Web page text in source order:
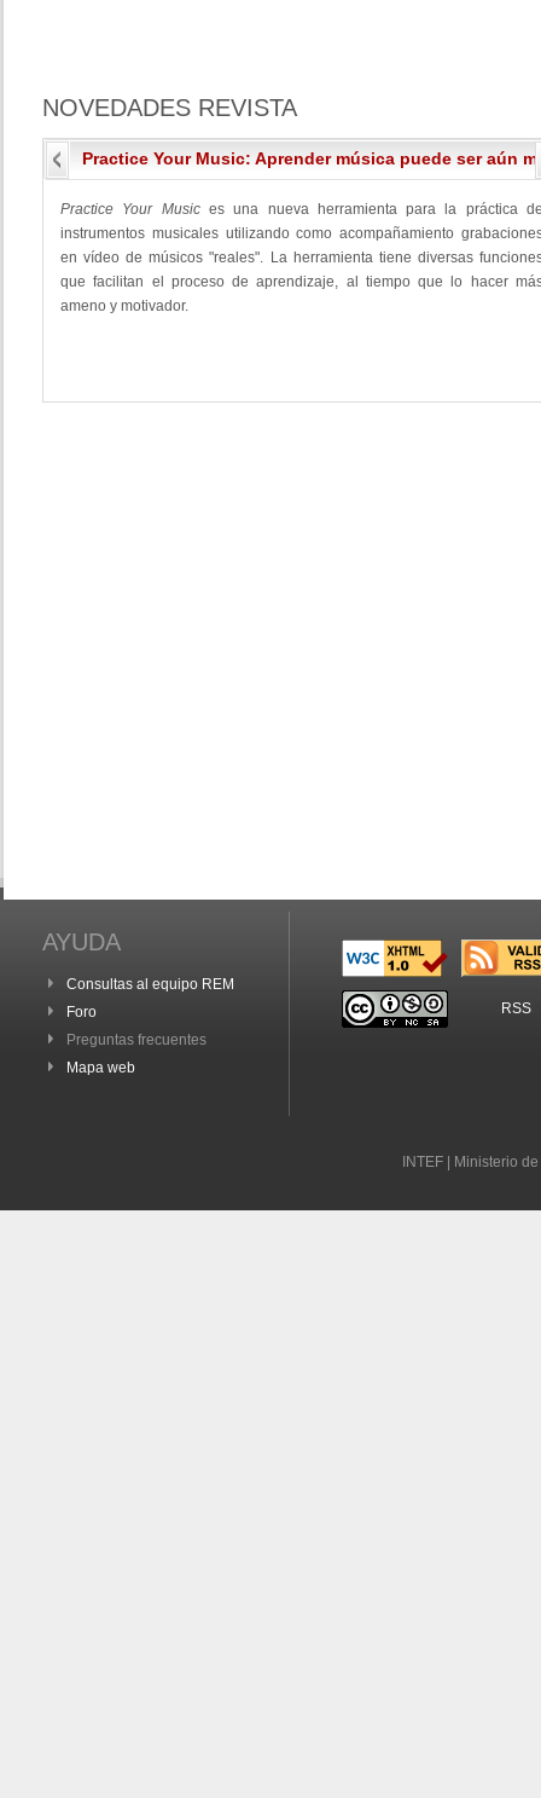
NOVEDADES REVISTA
Practice Your Music: Aprender música puede ser aún
Practice Your Music es una nueva herramienta para la práctica
instrumentos musicales utilizando como acompañamiento
en vídeo de músicos "reales". La herramienta tiene diversas
que facilitan el proceso de aprendizaje, al tiempo que lo hacer
ameno y motivador.
AYUDA
Consultas al equipo REM
Foro
Preguntas frecuentes
Mapa web
RSS
INTEF | Ministerio